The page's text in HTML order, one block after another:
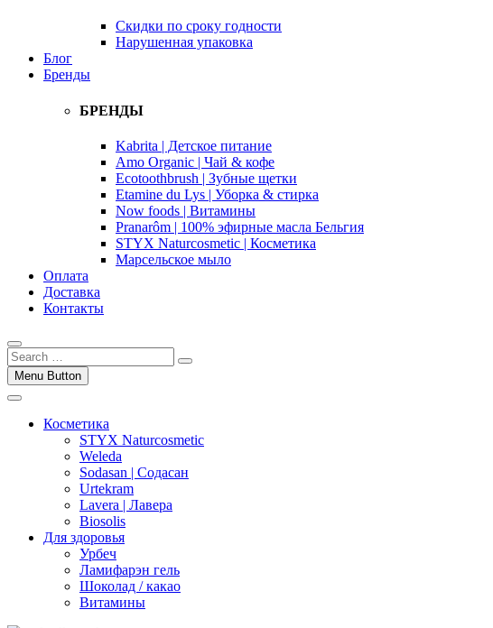
Скидки по сроку годности
Нарушенная упаковка
Блог
Бренды
БРЕНДЫ
Kabrita | Детское питание
Amo Organic | Чай & кофе
Ecotoothbrush | Зубные щетки
Etamine du Lys | Уборка & стирка
Now foods | Витамины
Pranarôm | 100% эфирные масла Бельгия
STYX Naturcosmetic | Косметика
Марсельское мыло
Оплата
Доставка
Контакты
Menu Button
Косметика
STYX Naturcosmetic
Weleda
Sodasan | Содасан
Urtekram
Lavera | Лавера
Biosolis
Для здоровья
Урбеч
Ламифарэн гель
Шоколад / какао
Витамины